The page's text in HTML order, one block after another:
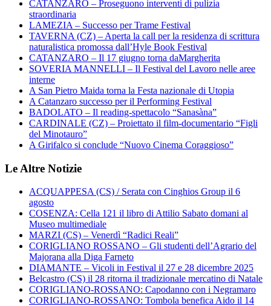
CATANZARO – Proseguono interventi di pulizia
straordinaria
LAMEZIA – Successo per Trame Festival
TAVERNA (CZ) – Aperta la call per la residenza di scrittura
naturalistica promossa dall’Hyle Book Festival
CATANZARO – Il 17 giugno torna daMargherita
SOVERIA MANNELLI – Il Festival del Lavoro nelle aree
interne
A San Pietro Maida torna la Festa nazionale di Utopia
A Catanzaro successo per il Performing Festival
BADOLATO – Il reading-spettacolo “Sanasàna”
CARDINALE (CZ) – Proiettato il film-documentario “Figli
del Minotauro”
A Girifalco si conclude “Nuovo Cinema Coraggioso”
Le Altre Notizie
ACQUAPPESA (CS) / Serata con Cinghios Group il 6
agosto
COSENZA: Cella 121 il libro di Attilio Sabato domani al
Museo multimediale
MARZI (CS) – Venerdì “Radici Reali”
CORIGLIANO ROSSANO – Gli studenti dell’Agrario del
Majorana alla Diga Farneto
DIAMANTE – Vicoli in Festival il 27 e 28 dicembre 2025
Belcastro (CS) il 28 ritorna il tradizionale mercatino di Natale
CORIGLIANO-ROSSANO: Capodanno con i Negramaro
CORIGLIANO-ROSSANO: Tombola benefica Aido il 14